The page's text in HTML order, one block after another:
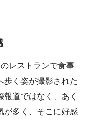
レストランで食事
歩く姿が撮影された
道ではなく、あく
が多く、そこに好感